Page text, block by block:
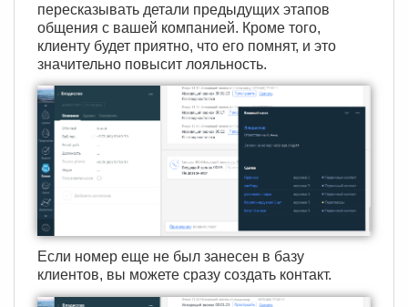
пересказывать детали предыдущих этапов
общения с вашей компанией. Кроме того,
клиенту будет приятно, что его помнят, и это
значительно повысит лояльность.
Если номер еще не был занесен в базу
клиентов, вы можете сразу создать контакт.